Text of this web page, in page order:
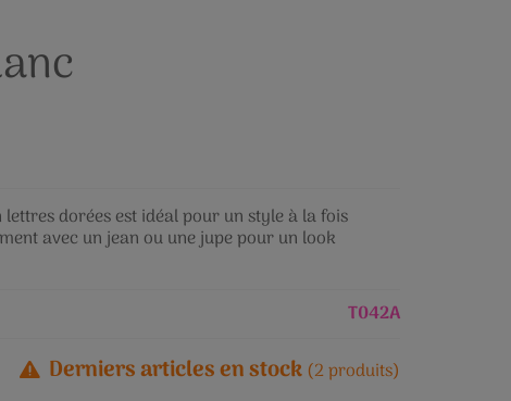
dorées est idéal pour un style à la fois
avec un jean ou une jupe pour un look
T042A
Derniers articles en stock (2 produits)